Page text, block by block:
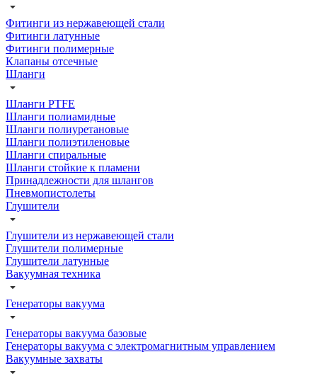
Фитинги из нержавеющей стали
Фитинги латунные
Фитинги полимерные
Клапаны отсечные
Шланги
Шланги PTFE
Шланги полиамидные
Шланги полиуретановые
Шланги полиэтиленовые
Шланги спиральные
Шланги стойкие к пламени
Принадлежности для шлангов
Пневмопистолеты
Глушители
Глушители из нержавеющей стали
Глушители полимерные
Глушители латунные
Вакуумная техника
Генераторы вакуума
Генераторы вакуума базовые
Генераторы вакуума с электромагнитным управлением
Вакуумные захваты